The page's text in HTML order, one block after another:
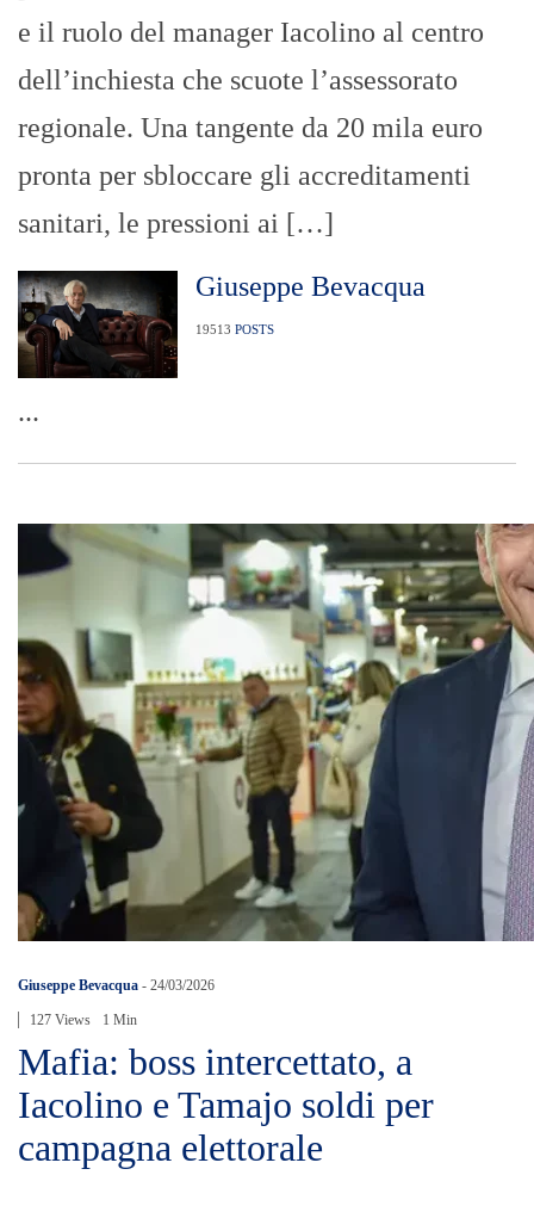
e il ruolo del manager Iacolino al centro
dell’inchiesta che scuote l’assessorato
regionale. Una tangente da 20 mila euro
pronta per sbloccare gli accreditamenti
sanitari, le pressioni ai […]
Giuseppe Bevacqua
19513 POSTS
...
Giuseppe Bevacqua - 24/03/2026
127 Views 1 Min
Mafia: boss intercettato, a
Iacolino e Tamajo soldi per
campagna elettorale